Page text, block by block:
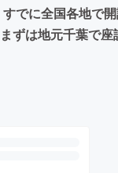
でに全国各地で
ずは地元千葉で座